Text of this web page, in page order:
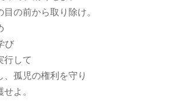
の前から取り除け。
び
行して
孤児の権利を守り
よ。